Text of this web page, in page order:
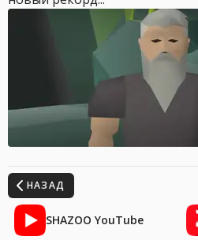
НАЗАД
SHAZOO YouTube